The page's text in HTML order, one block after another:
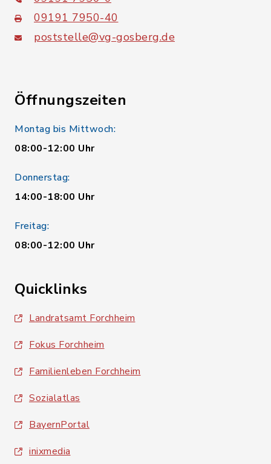
09191 7950-40
poststelle@vg-gosberg.de
Öffnungszeiten
Montag bis Mittwoch:
08:00-12:00 Uhr
Donnerstag:
14:00-18:00 Uhr
Freitag:
08:00-12:00 Uhr
Quicklinks
Landratsamt Forchheim
Fokus Forchheim
Familienleben Forchheim
Sozialatlas
BayernPortal
inixmedia